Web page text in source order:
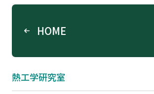
HOME
熱工学研究室